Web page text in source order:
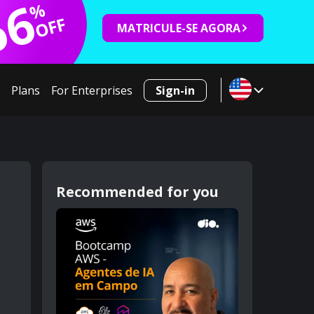
%
OFF MATRICULE-SE AGORA
Plans For Enterprises Sign-in
Recommended for you